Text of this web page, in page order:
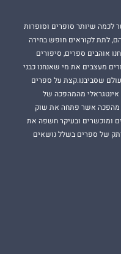
לכמה שיותר סופרים וסופרות
לתת לקוראים חופש בחירה
אוהבים ספרים, סיפורים
מעצבים את מי שאנחנו כבני
שסביבנו.קצת על ספרים
אינטגראלי מהמהפכה של
מהפכה אשר פתחה את שוק
ומוכשרים ובעיקר חשפה את
של ספרים בשלל נושאים